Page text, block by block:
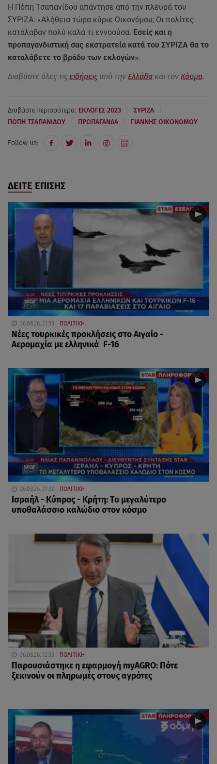
Η Πόπη Τσαπανίδου απάντησε από την πλευρά του
ΣΥΡΙΖΑ: «Αλήθεια τώρα κύριε Οικονόμου; Οι πολίτες
κατάλαβαν πολύ καλά τι εννοούσα. Εσείς και η
προπαγανδιστική σας εκστρατεία κατά του ΣΥΡΙΖΑ θα το
καταλάβετε το βράδυ των εκλογών».
Διαβάστε όλες τις ειδήσεις από την Ελλάδα και τον Κόσμο.
Διαβάστε περισσότερα: ΕΚΛΟΓΕΣ 2023 ΣΥΡΙΖΑ
ΠΟΠΗ ΤΣΑΠΑΝΙΔΟΥ ΠΡΟΠΑΓΑΝΔΑ ΓΙΑΝΝΗΣ ΟΙΚΟΝΟΜΟΥ
Follow us:
ΔΕΙΤΕ ΕΠΙΣΗΣ
06.08.26, 21:59 ΠΟΛΙΤΙΚΗ
Νέες τουρκικές προκλήσεις στο Αιγαίο -
Αερομαχία με ελληνικά F-16
06.08.26, 21:22 ΠΟΛΙΤΙΚΗ
Ισραήλ - Κύπρος - Κρήτη: Το μεγαλύτερο
υποθαλάσσιο καλώδιο στον κόσμο
06.08.26, 12:33 ΠΟΛΙΤΙΚΗ
Παρουσιάστηκε η εφαρμογή myAGRO: Πότε
ξεκινούν οι πληρωμές στους αγρότες